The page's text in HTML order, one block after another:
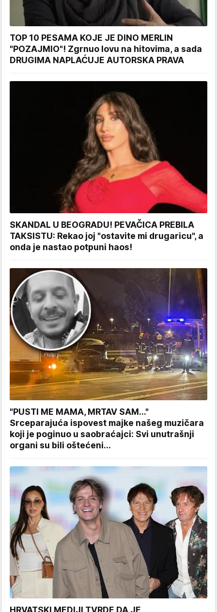
TOP 10 PESAMA KOJE JE DINO MERLIN
"POZAJMIO"! Zgrnuo lovu na hitovima, a sada
DRUGIMA NAPLAĆUJE AUTORSKA PRAVA
SKANDAL U BEOGRADU! PEVAČICA PREBILA
TAKSISTU: Rekao joj "ostavite mi drugaricu", a
onda je nastao potpuni haos!
"PUSTI ME MAMA, MRTAV SAM..."
Srceparajuća ispovest majke našeg muzičara
koji je poginuo u saobraćajci: Svi unutrašnji
organi su bili oštećeni...
HRVATSKI MEDIJI TVRDE DA JE